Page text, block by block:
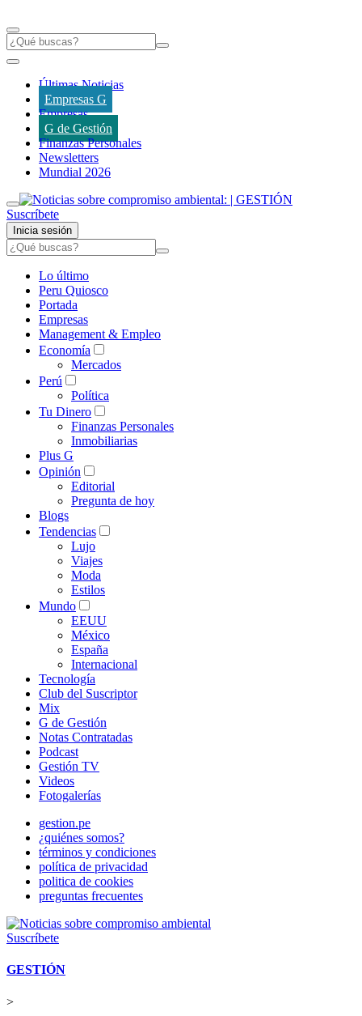
Últimas Noticias
Empresas G
Empresas
G de Gestión
Finanzas Personales
Newsletters
Mundial 2026
Suscríbete
Inicia sesión
Lo último
Peru Quiosco
Portada
Empresas
Management & Empleo
Economía
Mercados
Perú
Política
Tu Dinero
Finanzas Personales
Inmobiliarias
Plus G
Opinión
Editorial
Pregunta de hoy
Blogs
Tendencias
Lujo
Viajes
Moda
Estilos
Mundo
EEUU
México
España
Internacional
Tecnología
Club del Suscriptor
Mix
G de Gestión
Notas Contratadas
Podcast
Gestión TV
Videos
Fotogalerías
gestion.pe
¿quiénes somos?
términos y condiciones
política de privacidad
politica de cookies
preguntas frecuentes
Suscríbete
GESTIÓN
>